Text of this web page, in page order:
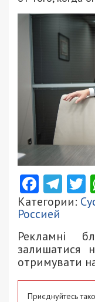
Категории:
Россией
Рекламні
залишатися
отримувати
Приєднуйтесь